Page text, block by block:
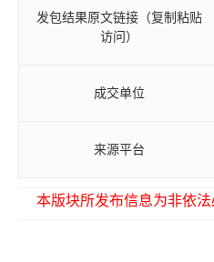
发包结果原文链接（复制粘贴
访问）
成交单位
来源平台
本版块所发布信息为非依